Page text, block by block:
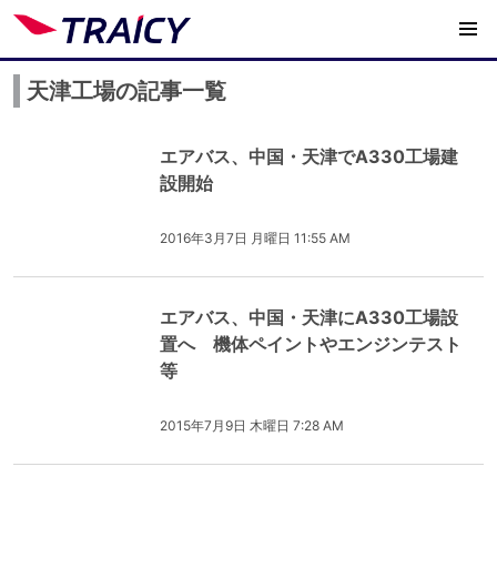
天津工場の記事一覧
エアバス、中国・天津でA330工場建
設開始
2016年3月7日 月曜日 11:55 AM
エアバス、中国・天津にA330工場設
置へ 機体ペイントやエンジンテスト
等
2015年7月9日 木曜日 7:28 AM